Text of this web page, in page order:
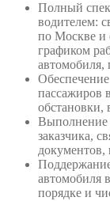
Полный
водителем:
по Москве и
графиком
автомобиля,
Обеспечение
пассажиров
Выполнение
заказчика,
документов,
автомобиля
порядке и